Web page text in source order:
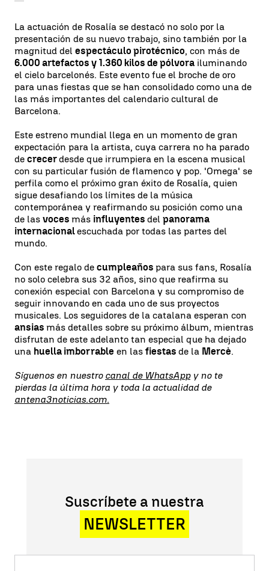
La actuación de Rosalía se destacó no solo por la
presentación de su nuevo trabajo, sino también por la
magnitud del espectáculo pirotécnico, con más de
6.000 artefactos y 1.360 kilos de pólvora iluminando
el cielo barcelonés. Este evento fue el broche de oro
para unas fiestas que se han consolidado como una de
las más importantes del calendario cultural de
Barcelona.
Este estreno mundial llega en un momento de gran
expectación para la artista, cuya carrera no ha parado
de crecerdesde que irrumpiera en la escena musical
con su particular fusión de flamenco y pop. 'Omega' se
perfila como el próximo gran éxito de Rosalía, quien
sigue desafiando los límites de la música
contemporánea y reafirmando su posición como una
de las voces más influyentes del panorama
internacionalescuchada por todas las partes del
mundo.
Con este regalo de cumpleaños para sus fans, Rosalía
no solo celebra sus 32 años, sino que reafirma su
conexión especial con Barcelona y su compromiso de
seguir innovando en cada uno de sus proyectos
musicales. Los seguidores de la catalana esperan con
ansias más detalles sobre su próximo álbum, mientras
disfrutan de este adelanto tan especial que ha dejado
una huella imborrable en las fiestas de la Mercè.
Síguenos en nuestro canal de WhatsAppy no te
pierdas la última hora y toda la actualidad de
antena3noticias.com.
Suscríbete a nuestra
NEWSLETTER